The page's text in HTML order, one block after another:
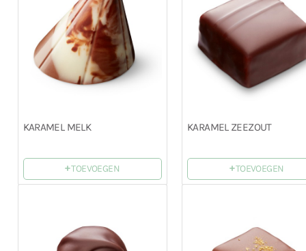
KARAMEL MELK
+TOEVOEGEN
KARAMEL ZEEZOUT
+TOEVOEGEN